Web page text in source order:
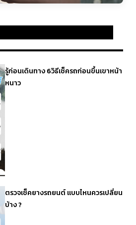
รู้ก่อนเดินทาง 6วิธีเช็ครถก่อนขึ้นเขาหน้า
หนาว
ตรวจเช็คยางรถยนต์ แบบไหนควรเปลี่ยน
บ้าง ?